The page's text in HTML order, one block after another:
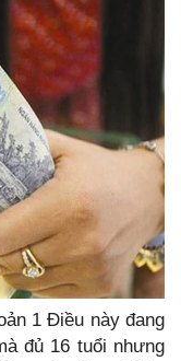
1 Điều này đang
đủ 16 tuổi nhưng